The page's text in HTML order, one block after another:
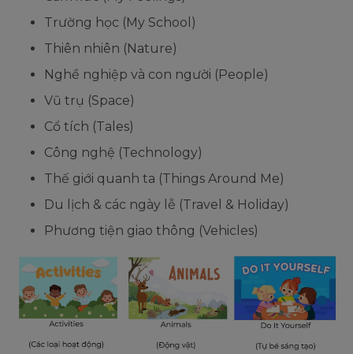
Trường học (My School)
Thiên nhiên (Nature)
Nghề nghiệp và con người (People)
Vũ trụ (Space)
Cổ tích (Tales)
Công nghệ (Technology)
Thế giới quanh ta (Things Around Me)
Du lịch & các ngày lễ (Travel & Holiday)
Phương tiện giao thông (Vehicles)